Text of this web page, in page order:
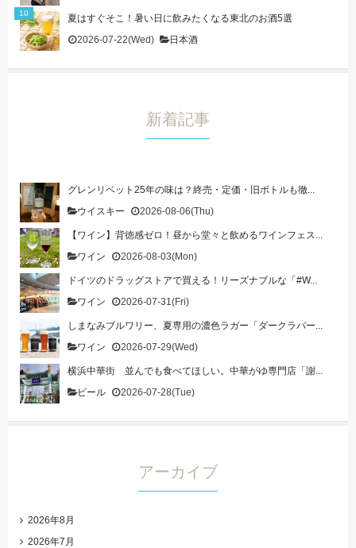
夏はすぐそこ！暑い日に飲みたくなる東北のお酒5選
2026-07-22(Wed)
日本酒
新着記事
グレンリベット25年の味は？終売・定価・旧ボトルも徹...
ウイスキー
2026-08-06(Thu)
【ワイン】背徳感ゼロ！昼から堂々と飲めるワインフェス...
ワイン
2026-08-03(Mon)
ドイツのドラッグストアで買える！リーズナブルな「#W...
ワイン
2026-07-31(Fri)
しまなみブルワリー、夏専用の濃色ラガー「ダークラバー...
ワイン
2026-07-29(Wed)
横浜中華街 並んでも食べてほしい。中華がゆ専門店「謝...
ビール
2026-07-28(Tue)
アーカイブ
2026年8月
2026年7月